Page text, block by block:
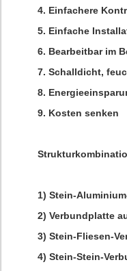
4. Einfachere
5. Einfache
6. Bearbeitbar im
7. Schalldicht,
8.
9. Kosten senken
1) Stein-
2) Verbundplatte
3) Stein-Fliesen-
4) Stein-Stein-